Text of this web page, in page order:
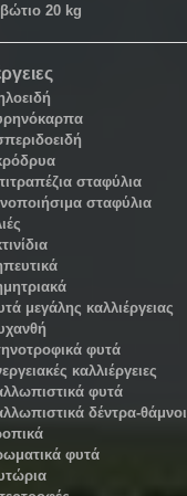
20 kg
σταφύλια
σταφύλια
μεγάλης καλλιέργειας
φυτά
καλλιέργειες
φυτά
δέντρα-θάμνοι
φυτά